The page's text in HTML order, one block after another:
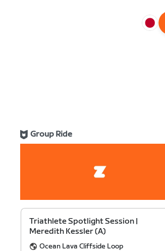
日
Group Ride
Triathlete Spotlight Session |
Meredith Kessler (A)
Ocean Lava Cliffside Loop